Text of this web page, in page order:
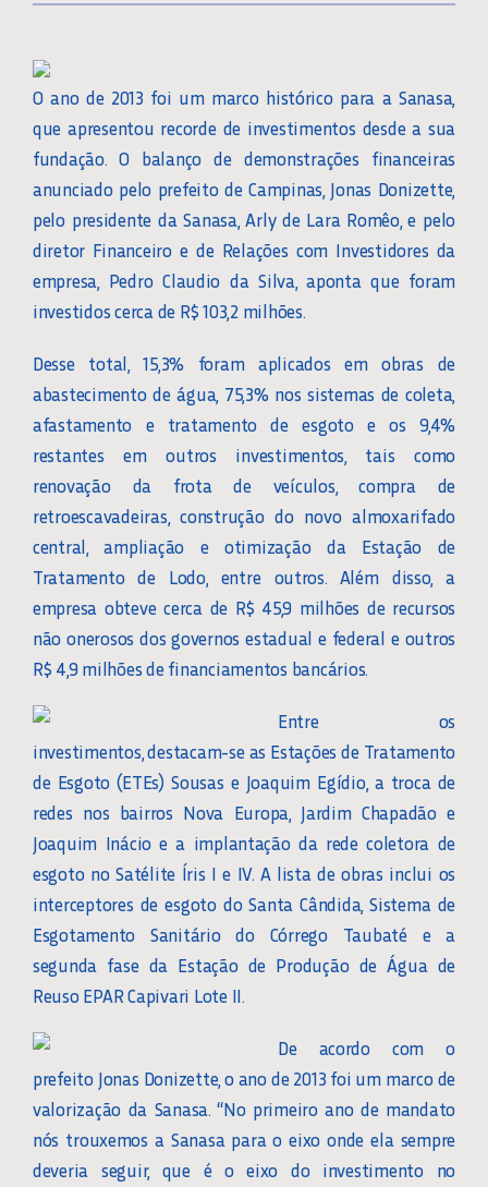
O ano de 2013 foi um marco histórico para a Sanasa,
que apresentou recorde de investimentos desde a sua
fundação. O balanço de demonstrações financeiras
anunciado pelo prefeito de Campinas, Jonas Donizette,
pelo presidente da Sanasa, Arly de Lara Romêo, e pelo
diretor Financeiro e de Relações com Investidores da
empresa, Pedro Claudio da Silva, aponta que foram
investidos cerca de R$ 103,2 milhões.
Desse total, 15,3% foram aplicados em obras de
abastecimento de água, 75,3% nos sistemas de coleta,
afastamento e tratamento de esgoto e os 9,4%
restantes em outros investimentos, tais como
renovação da frota de veículos, compra de
retroescavadeiras, construção do novo almoxarifado
central, ampliação e otimização da Estação de
Tratamento de Lodo, entre outros. Além disso, a
empresa obteve cerca de R$ 45,9 milhões de recursos
não onerosos dos governos estadual e federal e outros
R$ 4,9 milhões de financiamentos bancários.
Entre os
investimentos, destacam-se as Estações de Tratamento
de Esgoto (ETEs) Sousas e Joaquim Egídio, a troca de
redes nos bairros Nova Europa, Jardim Chapadão e
Joaquim Inácio e a implantação da rede coletora de
esgoto no Satélite Íris I e IV. A lista de obras inclui os
interceptores de esgoto do Santa Cândida, Sistema de
Esgotamento Sanitário do Córrego Taubaté e a
segunda fase da Estação de Produção de Água de
Reuso EPAR Capivari Lote II.
De acordo com o
prefeito Jonas Donizette, o ano de 2013 foi um marco de
valorização da Sanasa. “No primeiro ano de mandato
nós trouxemos a Sanasa para o eixo onde ela sempre
deveria seguir, que é o eixo do investimento no